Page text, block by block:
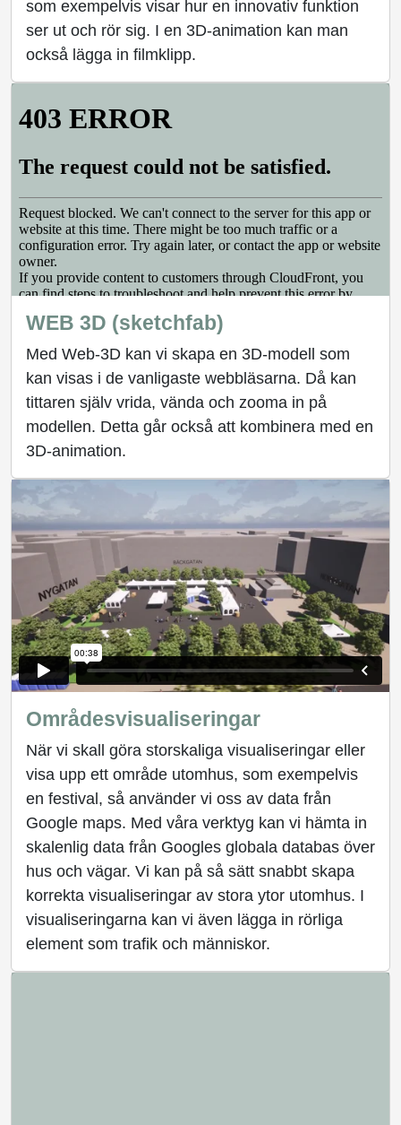
som exempelvis visar hur en innovativ funktion
ser ut och rör sig. I en 3D-animation kan man
också lägga in filmklipp.
WEB 3D (sketchfab)
Med Web-3D kan vi skapa en 3D-modell som
kan visas i de vanligaste webbläsarna. Då kan
tittaren själv vrida, vända och zooma in på
modellen. Detta går också att kombinera med en
3D-animation.
Områdesvisualiseringar
När vi skall göra storskaliga visualiseringar eller
visa upp ett område utomhus, som exempelvis
en festival, så använder vi oss av data från
Google maps. Med våra verktyg kan vi hämta in
skalenlig data från Googles globala databas över
hus och vägar. Vi kan på så sätt snabbt skapa
korrekta visualiseringar av stora ytor utomhus. I
visualiseringarna kan vi även lägga in rörliga
element som trafik och människor.